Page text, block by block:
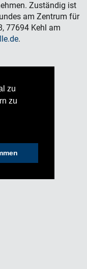
zu
zu
Zuständig ist
am Zentrum für
77694 Kehl am
.